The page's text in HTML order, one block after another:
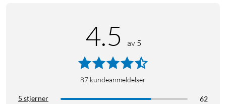
4.5 av 5
87 kundeanmeldelser
5 stjerner
62